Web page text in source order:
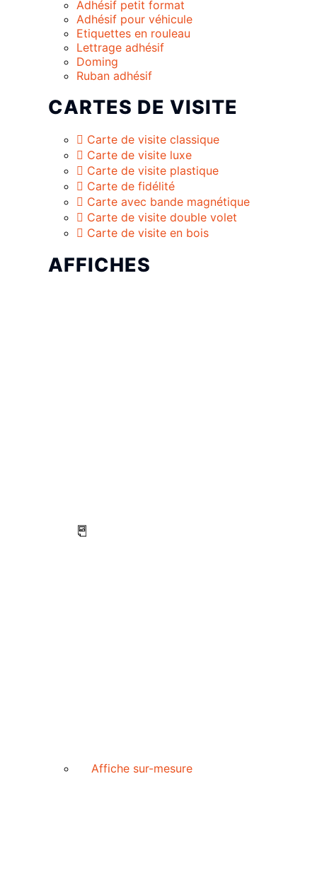
Adhésif petit format
Adhésif pour véhicule
Etiquettes en rouleau
Lettrage adhésif
Doming
Ruban adhésif
CARTES DE VISITE
Carte de visite classique
Carte de visite luxe
Carte de visite plastique
Carte de fidélité
Carte avec bande magnétique
Carte de visite double volet
Carte de visite en bois
AFFICHES
Affiche sur-mesure